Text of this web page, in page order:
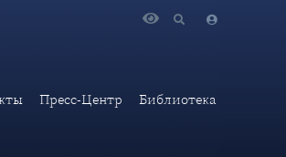
Пресс-Центр Библиотека